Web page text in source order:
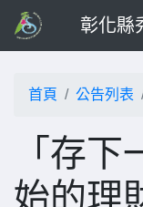
彰化縣
首頁 公告列表
「存
始的理